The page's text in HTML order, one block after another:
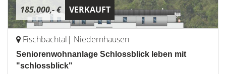
185.000,- € VERKAUFT
Fischbachtal| Niedernhausen
Seniorenwohnanlage Schlossblick leben mit
"schlossblick"